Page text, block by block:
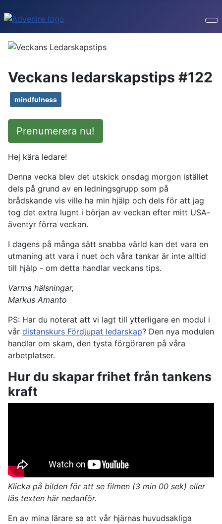
Veckans ledarskapstips #122
mindfulness
Prenumerera nu!
Hej kära ledare!
Denna vecka blev det utskick onsdag morgon istället
dels på grund av en ledningsgrupp som på
brådskande vis ville ha min hjälp och dels för att jag
tog det extra lugnt i början av veckan efter mitt USA-
äventyr förra veckan.
I dagens på många sätt snabba värld kan det vara en
utmaning att vara i nuet och våra tankar är inte alltid
till hjälp - om detta handlar veckans tips.
Varma hälsningar,
Markus Amanto
PS: Har du noterat att vi lagt till ytterligare en modul i
vår distanskurs Fördjupat ledarskap? Den nya modulen
handlar om skam, den tysta förgöraren på våra
arbetplatser.
Hur du skapar frihet från tankens
kraft
Klicka på bilden för att se filmen (3 min 00 sek) eller
läs texten här nedanför.
En av mina lärare sa att vår hjärnas huvudsakliga